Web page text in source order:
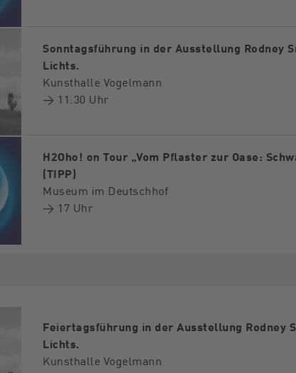
Sonntagsführung in der Ausstellung Rodney
Lichts.
Kunsthalle Vogelmann
→ 11:30 Uhr
H2Oho! on Tour „Vom Pflaster zur Oase:
(TIPP)
Museum im Deutschhof
→ 17 Uhr
Feiertagsführung in der Ausstellung Rodney
Lichts.
Kunsthalle Vogelmann